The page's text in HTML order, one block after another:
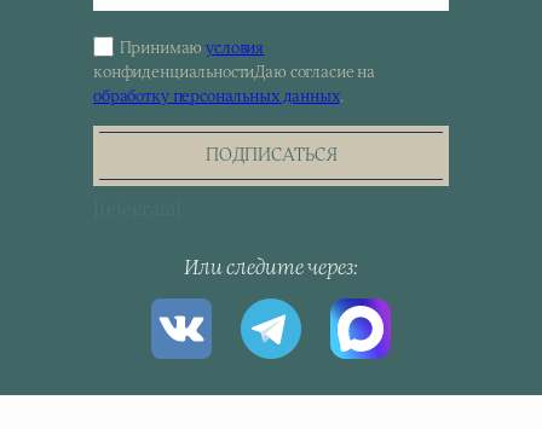
Sign
up
for
the
Принимаюусловия
конфиденциальностиДаю согласие на
обработку персональных данных.
ПОДПИСАТЬСЯ
Или следите через